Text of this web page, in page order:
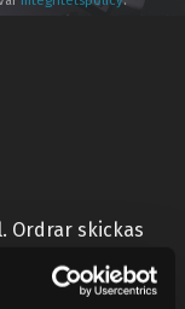
Ordrar skickas
2/7 -9/7 är